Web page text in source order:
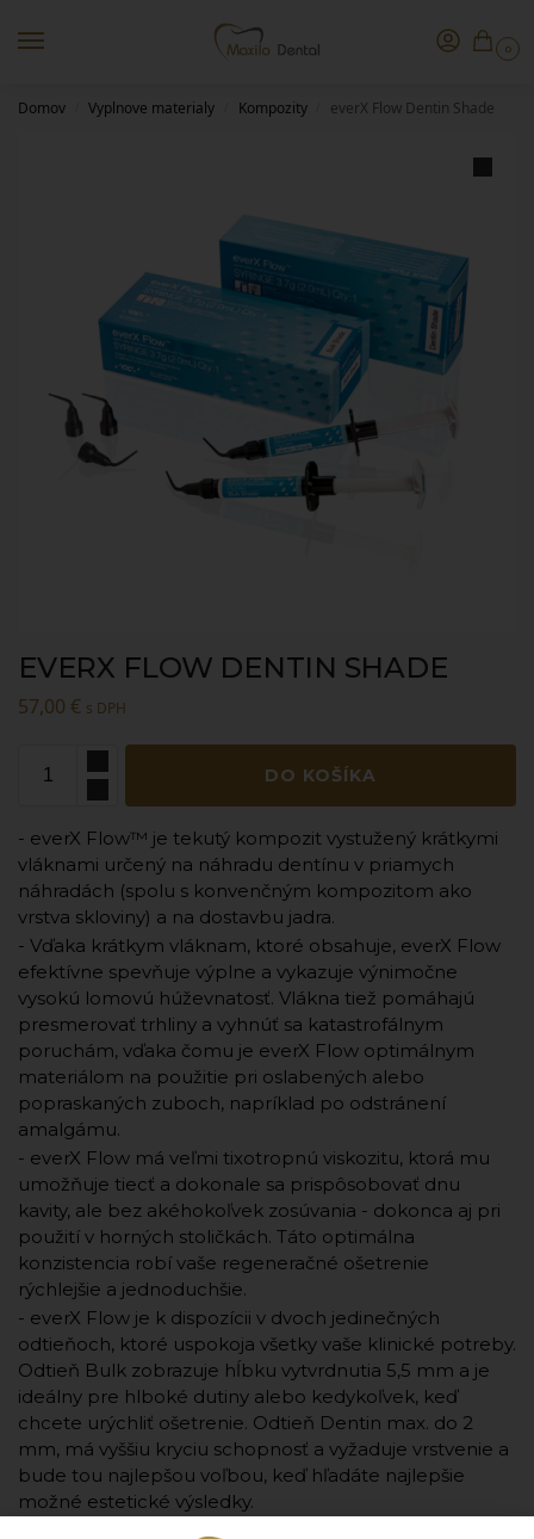
0
Domov Vyplnove materialy Kompozity everX Flow Dentin Shade
EVERX FLOW DENTIN SHADE
57,00 € s DPH
DO KOŠÍKA
- everX Flow™ je tekutý kompozit vystužený krátkymi
vláknami určený na náhradu dentínu v priamych
náhradách (spolu s konvenčným kompozitom ako
vrstva skloviny) a na dostavbu jadra.
- Vďaka krátkym vláknam, ktoré obsahuje, everX Flow
efektívne spevňuje výplne a vykazuje výnimočne
vysokú lomovú húževnatosť. Vlákna tiež pomáhajú
presmerovať trhliny a vyhnúť sa katastrofálnym
poruchám, vďaka čomu je everX Flow optimálnym
materiálom na použitie pri oslabených alebo
popraskaných zuboch, napríklad po odstránení
amalgámu.
- everX Flow má veľmi tixotropnú viskozitu, ktorá mu
umožňuje tiecť a dokonale sa prispôsobovať dnu
kavity, ale bez akéhokoľvek zosúvania - dokonca aj pri
použití v horných stoličkách. Táto optimálna
konzistencia robí vaše regeneračné ošetrenie
rýchlejšie a jednoduchšie.
- everX Flow je k dispozícii v dvoch jedinečných
odtieňoch, ktoré uspokoja všetky vaše klinické potreby.
Odtieň Bulk zobrazuje hĺbku vytvrdnutia 5,5 mm a je
ideálny pre hlboké dutiny alebo kedykoľvek, keď
chcete urýchliť ošetrenie. Odtieň Dentin max. do 2
mm, má vyššiu kryciu schopnosť a vyžaduje vrstvenie a
bude tou najlepšou voľbou, keď hľadáte najlepšie
možné estetické výsledky.